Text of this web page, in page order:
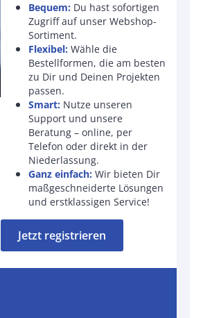
Bequem: Du hast sofortigen
Zugriff auf unser Webshop-
Sortiment.
Flexibel: Wähle die
Bestellformen, die am besten
zu Dir und Deinen Projekten
passen.
Smart: Nutze unseren
Support und unsere
Beratung – online, per
Telefon oder direkt in der
Niederlassung.
Ganz einfach: Wir bieten Dir
maßgeschneiderte Lösungen
und erstklassigen Service!
Jetzt registrieren